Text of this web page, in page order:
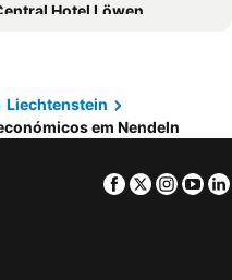
Hotel Löwen
Hotel Sonnenhof - Relais & Châteaux
Restaurant Kulm
TURNA Malbun
Liechtenstein
em Nendeln
Facebook
Twitter